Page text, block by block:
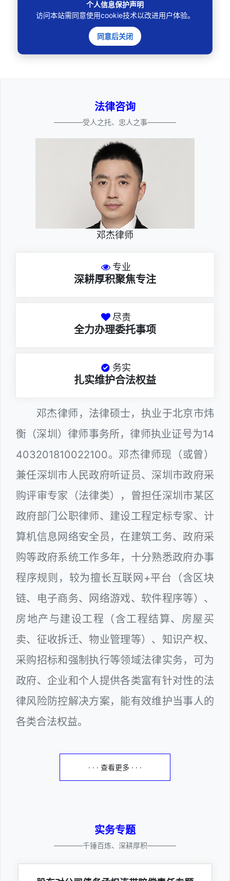
法律咨询
————受人之托、忠人之事————
邓杰律师
专业
深耕厚积聚焦专注
尽责
全力办理委托事项
务实
扎实维护合法权益
邓杰律师，法律硕士，执业于北京市炜
衡（深圳）律师事务所，律师执业证号为14
403201810022100。邓杰律师现（或曾）
兼任深圳市人民政府听证员、深圳市政府采
购评审专家（法律类），曾担任深圳市某区
政府部门公职律师、建设工程定标专家、计
算机信息网络安全员，在建筑工务、政府采
购等政府系统工作多年，十分熟悉政府办事
程序规则，较为擅长互联网+平台（含区块
链、电子商务、网络游戏、软件程序等）、
房地产与建设工程（含工程结算、房屋买
卖、征收拆迁、物业管理等）、知识产权、
采购招标和强制执行等领域法律实务，可为
政府、企业和个人提供各类富有针对性的法
律风险防控解决方案，能有效维护当事人的
各类合法权益。
· · · 查看更多 · · ·
实务专题
————千锤百炼、深耕厚积————
个人信息保护声明
访问本站需同意使用cookie技术以改进用户体验。
同意后关闭